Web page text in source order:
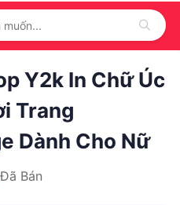
Y2k In Chữ Úc
Trang
Dành Cho Nữ
Đã Bán